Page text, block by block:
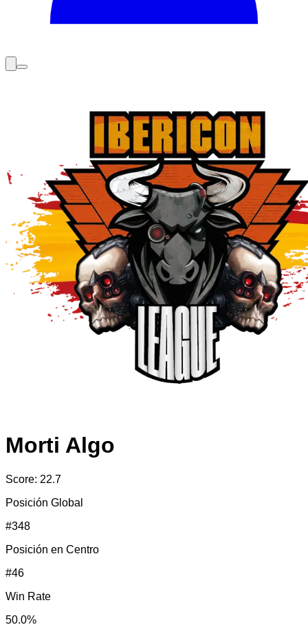
Morti Algo
Score: 22.7
Posición Global
#348
Posición en Centro
#46
Win Rate
50.0%